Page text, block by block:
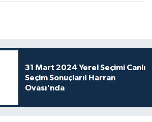
31 Mart 2024 Yerel Seçimi Canlı
Seçim Sonuçları! Harran
Ovası'nda